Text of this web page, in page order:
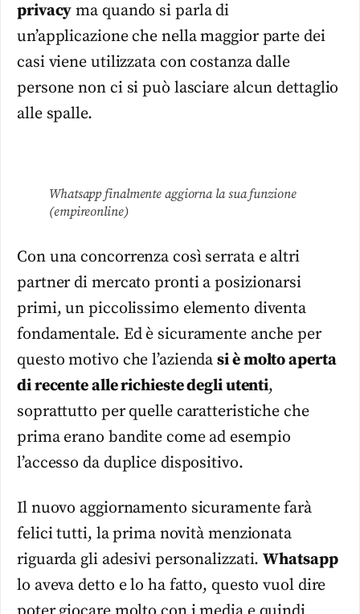
privacy ma quando si parla di
un’applicazione che nella maggior parte dei
casi viene utilizzata con costanza dalle
persone non ci si può lasciare alcun dettaglio
alle spalle.
Whatsapp finalmente aggiorna la sua funzione
(empireonline)
Con una concorrenza così serrata e altri
partner di mercato pronti a posizionarsi
primi, un piccolissimo elemento diventa
fondamentale. Ed è sicuramente anche per
questo motivo che l’aziendasi è molto aperta
di recente alle richieste degli utenti,
soprattutto per quelle caratteristiche che
prima erano bandite come ad esempio
l’accesso da duplice dispositivo.
Il nuovo aggiornamento sicuramente farà
felici tutti, la prima novità menzionata
riguarda gli adesivi personalizzati.Whatsapp
lo aveva detto e lo ha fatto, questo vuol dire